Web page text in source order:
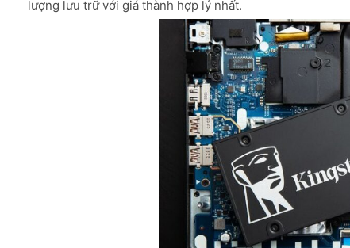
lượng lưu trữ với giá thành hợp lý nhất.